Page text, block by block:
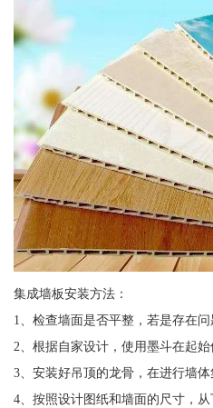
集成墙板安装方法：
1、检查墙面是否平整，若是存在
2、根据自家设计，使用墨斗在起
3、安装好吊顶的龙骨，在进行墙
4、按照设计图纸和墙面的尺寸，从